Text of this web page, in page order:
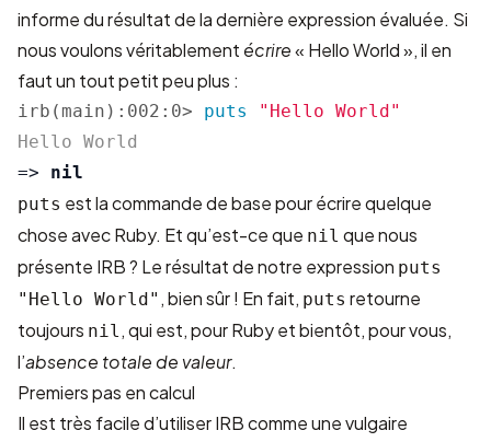
informe du résultat de la dernière expression évaluée. Si
nous voulons véritablement écrire« Hello World », il en
faut un tout petit peu plus :
irb(main):002:0> puts
"Hello World"
=>
nil
puts est la commande de base pour écrire quelque
chose avec Ruby. Et qu’est-ce que nil que nous
présente IRB ? Le résultat de notre expression puts
"Hello World" , bien sûr ! En fait, puts retourne
toujours nil , qui est, pour Ruby et bientôt, pour vous,
l’absence totale de valeur.
Premiers pas en calcul
Il est très facile d’utiliser IRB comme une vulgaire